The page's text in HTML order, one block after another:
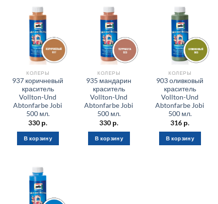
КОЛЕРЫ
937 коричневый
краситель
Vollton-Und
Abtonfarbe Jobi
500 мл.
330 р.
В корзину
КОЛЕРЫ
935 мандарин
краситель
Vollton-Und
Abtonfarbe Jobi
500 мл.
330 р.
В корзину
КОЛЕРЫ
903 оливковый
краситель
Vollton-Und
Abtonfarbe Jobi
500 мл.
316 р.
В корзину